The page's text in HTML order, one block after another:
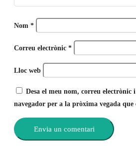
Nom *
Correu electrònic *
Lloc web
Desa el meu nom, correu electrònic
navegador per a la pròxima vegada que